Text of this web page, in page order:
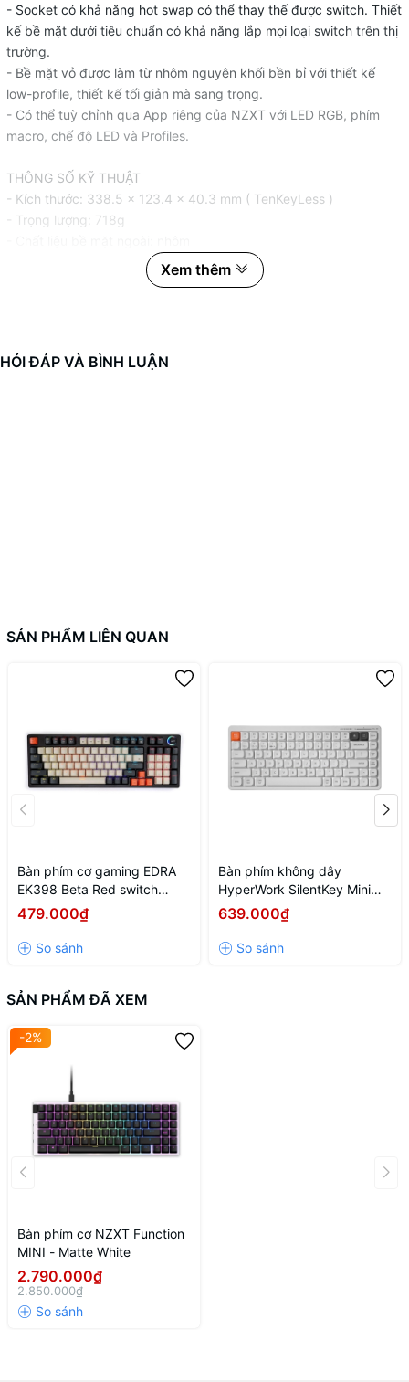
- Socket có khả năng hot swap có thể thay thế được switch. Thiết
kế bề mặt dưới tiêu chuẩn có khả năng lắp mọi loại switch trên thị
trường.
- Bề mặt vỏ được làm từ nhôm nguyên khối bền bỉ với thiết kế
low-profile, thiết kế tối giản mà sang trọng.
- Có thể tuỳ chỉnh qua App riêng của NZXT với LED RGB, phím
macro, chế độ LED và Profiles.
THÔNG SỐ KỸ THUẬT
- Kích thước: 338.5 x 123.4 x 40.3 mm ( TenKeyLess )
- Trọng lượng: 718g
- Switch: Gateron Linear Red (có hot swap)
Xem thêm
HỎI ĐÁP VÀ BÌNH LUẬN
SẢN PHẨM LIÊN QUAN
Bàn phím cơ gaming EDRA
EK398 Beta Red switch
(USB/ABS/Led Rainbow)
479.000₫
Bàn phím không dây
HyperWork SilentKey Mini
TS01M - Trắng
639.000₫
SẢN PHẨM ĐÃ XEM
-2%
Bàn phím cơ NZXT Function
MINI - Matte White
2.790.000₫
2.850.000₫